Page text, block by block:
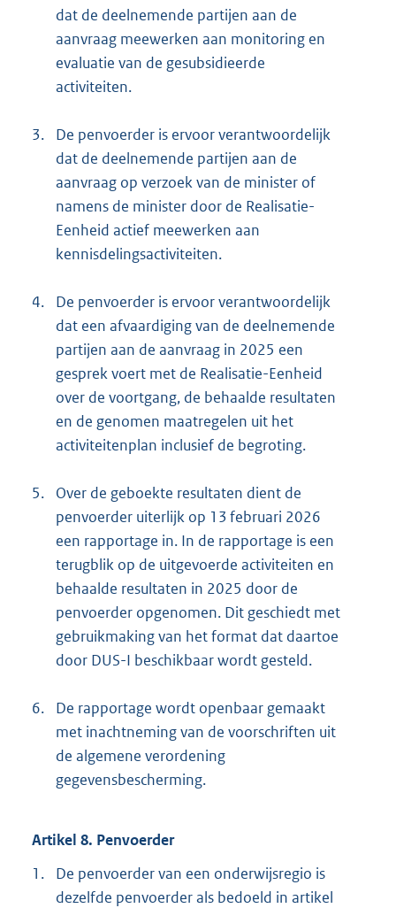
dat de deelnemende partijen aan de
aanvraag meewerken aan monitoring en
evaluatie van de gesubsidieerde
activiteiten.
3.
De penvoerder is ervoor verantwoordelijk
dat de deelnemende partijen aan de
aanvraag op verzoek van de minister of
namens de minister door de Realisatie-
Eenheid actief meewerken aan
kennisdelingsactiviteiten.
4.
De penvoerder is ervoor verantwoordelijk
dat een afvaardiging van de deelnemende
partijen aan de aanvraag in 2025 een
gesprek voert met de Realisatie-Eenheid
over de voortgang, de behaalde resultaten
en de genomen maatregelen uit het
activiteitenplan inclusief de begroting.
5.
Over de geboekte resultaten dient de
penvoerder uiterlijk op 13 februari 2026
een rapportage in. In de rapportage is een
terugblik op de uitgevoerde activiteiten en
behaalde resultaten in 2025 door de
penvoerder opgenomen. Dit geschiedt met
gebruikmaking van het format dat daartoe
door DUS-I beschikbaar wordt gesteld.
6.
De rapportage wordt openbaar gemaakt
met inachtneming van de voorschriften uit
de algemene verordening
gegevensbescherming.
Artikel 8. Penvoerder
1.
De penvoerder van een onderwijsregio is
dezelfde penvoerder als bedoeld in artikel